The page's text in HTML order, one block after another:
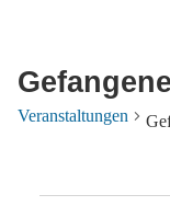
Veranstaltungen